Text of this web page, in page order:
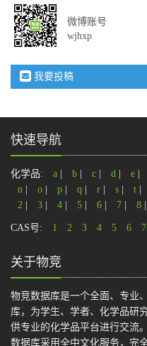
微博账号
wjhxp
我要投稿
快速导航
化学品: a b c d e
n
o p q r s t
2
3 4 5 6 7 8
CAS号: 1 2 3 4 5 6 7
关于物竞
物竞数据库是一个全面、专业
库，为学生、学者、化学品研
供专业的化学品平台进行交流。
数据库采用全中文化服务，完